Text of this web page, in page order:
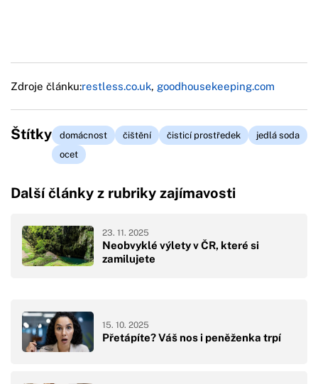
Zdroje článku:restless.co.uk, goodhousekeeping.com
Štítky domácnost čištění čisticí prostředek
jedlá soda
ocet
Další články z rubriky zajímavosti
Neobvyklé výlety v ČR, které si
zamilujete
23. 11. 2025
Přetápíte? Váš nos i peněženka trpí
15. 10. 2025